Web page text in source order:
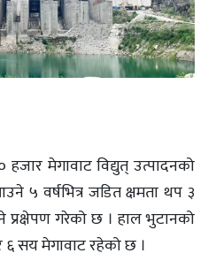
मेगावाट विद्युत् उत्पादनको
५ वर्षभित्र जडित क्षमता थप ३
प्रक्षेपण गरेको छ । हाल भुटानको
सय मेगावाट रहेको छ ।